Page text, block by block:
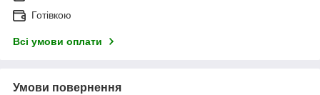
Готівкою
Всі умови оплати
Умови повернення